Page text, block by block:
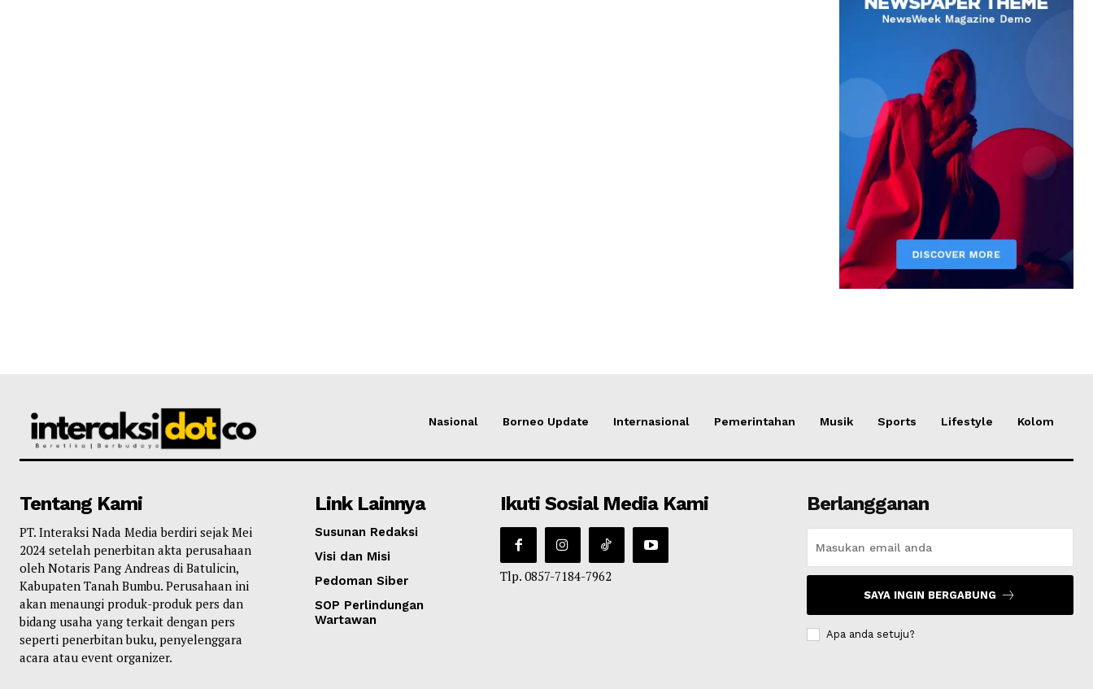
Nasional Borneo Update Internasional Pemerintahan Musik Sports Lifestyle Kolom
Tentang Kami
PT. Interaksi Nada Media berdiri sejak Mei
2024 setelah penerbitan akta perusahaan
oleh Notaris Pang Andreas di Batulicin,
Kabupaten Tanah Bumbu. Perusahaan ini
akan menaungi produk-produk pers dan
bidang usaha yang terkait dengan pers
seperti penerbitan buku, penyelenggara
acara atau event organizer.
Link Lainnya
Susunan Redaksi
Visi dan Misi
Pedoman Siber
SOP Perlindungan
Wartawan
Ikuti Sosial Media Kami
Tlp. 0857-7184-7962
Berlangganan
SAYA INGIN BERGABUNG
Apa anda setuju?